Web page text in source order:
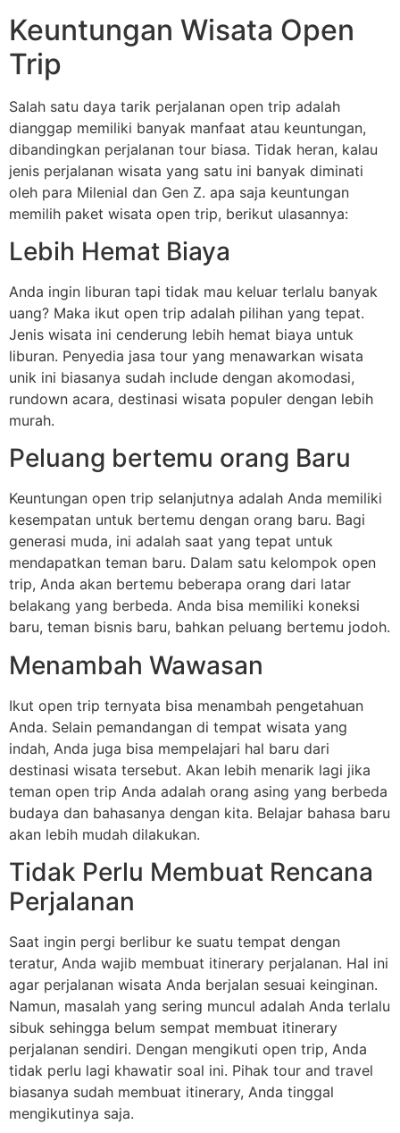
Keuntungan Wisata Open
Trip
Salah satu daya tarik perjalanan open trip adalah
dianggap memiliki banyak manfaat atau keuntungan,
dibandingkan perjalanan tour biasa. Tidak heran, kalau
jenis perjalanan wisata yang satu ini banyak diminati
oleh para Milenial dan Gen Z. apa saja keuntungan
memilih paket wisata open trip, berikut ulasannya:
Lebih Hemat Biaya
Anda ingin liburan tapi tidak mau keluar terlalu banyak
uang? Maka ikut open trip adalah pilihan yang tepat.
Jenis wisata ini cenderung lebih hemat biaya untuk
liburan. Penyedia jasa tour yang menawarkan wisata
unik ini biasanya sudah include dengan akomodasi,
rundown acara, destinasi wisata populer dengan lebih
murah.
Peluang bertemu orang Baru
Keuntungan open trip selanjutnya adalah Anda memiliki
kesempatan untuk bertemu dengan orang baru. Bagi
generasi muda, ini adalah saat yang tepat untuk
mendapatkan teman baru. Dalam satu kelompok open
trip, Anda akan bertemu beberapa orang dari latar
belakang yang berbeda. Anda bisa memiliki koneksi
baru, teman bisnis baru, bahkan peluang bertemu jodoh.
Menambah Wawasan
Ikut open trip ternyata bisa menambah pengetahuan
Anda. Selain pemandangan di tempat wisata yang
indah, Anda juga bisa mempelajari hal baru dari
destinasi wisata tersebut. Akan lebih menarik lagi jika
teman open trip Anda adalah orang asing yang berbeda
budaya dan bahasanya dengan kita. Belajar bahasa baru
akan lebih mudah dilakukan.
Tidak Perlu Membuat Rencana
Perjalanan
Saat ingin pergi berlibur ke suatu tempat dengan
teratur, Anda wajib membuat itinerary perjalanan. Hal ini
agar perjalanan wisata Anda berjalan sesuai keinginan.
Namun, masalah yang sering muncul adalah Anda terlalu
sibuk sehingga belum sempat membuat itinerary
perjalanan sendiri. Dengan mengikuti open trip, Anda
tidak perlu lagi khawatir soal ini. Pihak tour and travel
biasanya sudah membuat itinerary, Anda tinggal
mengikutinya saja.